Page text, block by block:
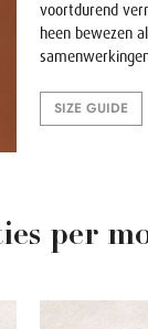
voortdurend
heen bewezen
SIZE GUIDE
per